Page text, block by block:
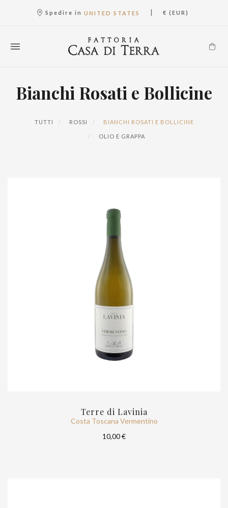
Spedire in UNITED STATES | € (EUR)
Bianchi Rosati e Bollicine
TUTTI ROSSI BIANCHI ROSATI E BOLLICINE
OLIO E GRAPPA
Terre di Lavinia
Costa Toscana Vermentino
10,00 €